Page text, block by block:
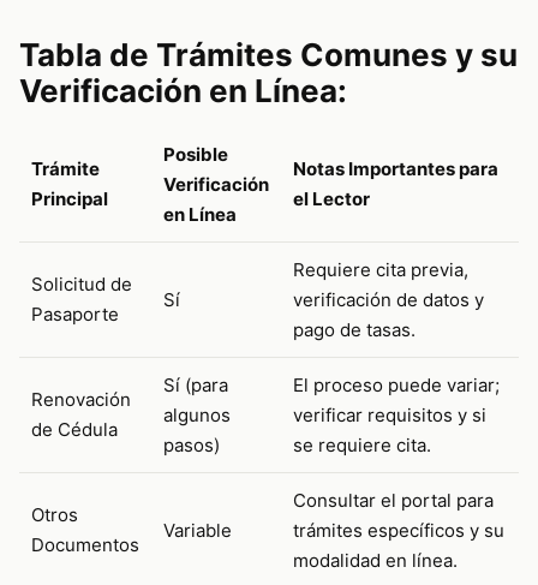
Tabla de Trámites Comunes y su
Verificación en Línea:
Trámite
Principal
Posible
Verificación
en Línea
Notas Importantes para
el Lector
Solicitud de
Pasaporte
Sí
Requiere cita previa,
verificación de datos y
pago de tasas.
Renovación
de Cédula
Sí (para
algunos
pasos)
El proceso puede variar;
verificar requisitos y si
se requiere cita.
Otros
Documentos
Variable
Consultar el portal para
trámites específicos y su
modalidad en línea.